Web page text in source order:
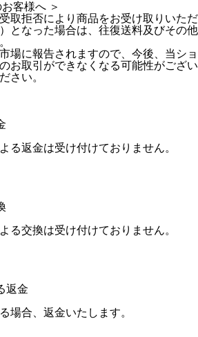
客様へ ＞
取拒否により商品をお受け取りいただ
となった場合は、往復送料及びその他
場に報告されますので、今後、当ショ
お取引ができなくなる可能性がござい
さい。
る返金は受け付けておりません。
る交換は受け付けておりません。
返金
場合、返金いたします。